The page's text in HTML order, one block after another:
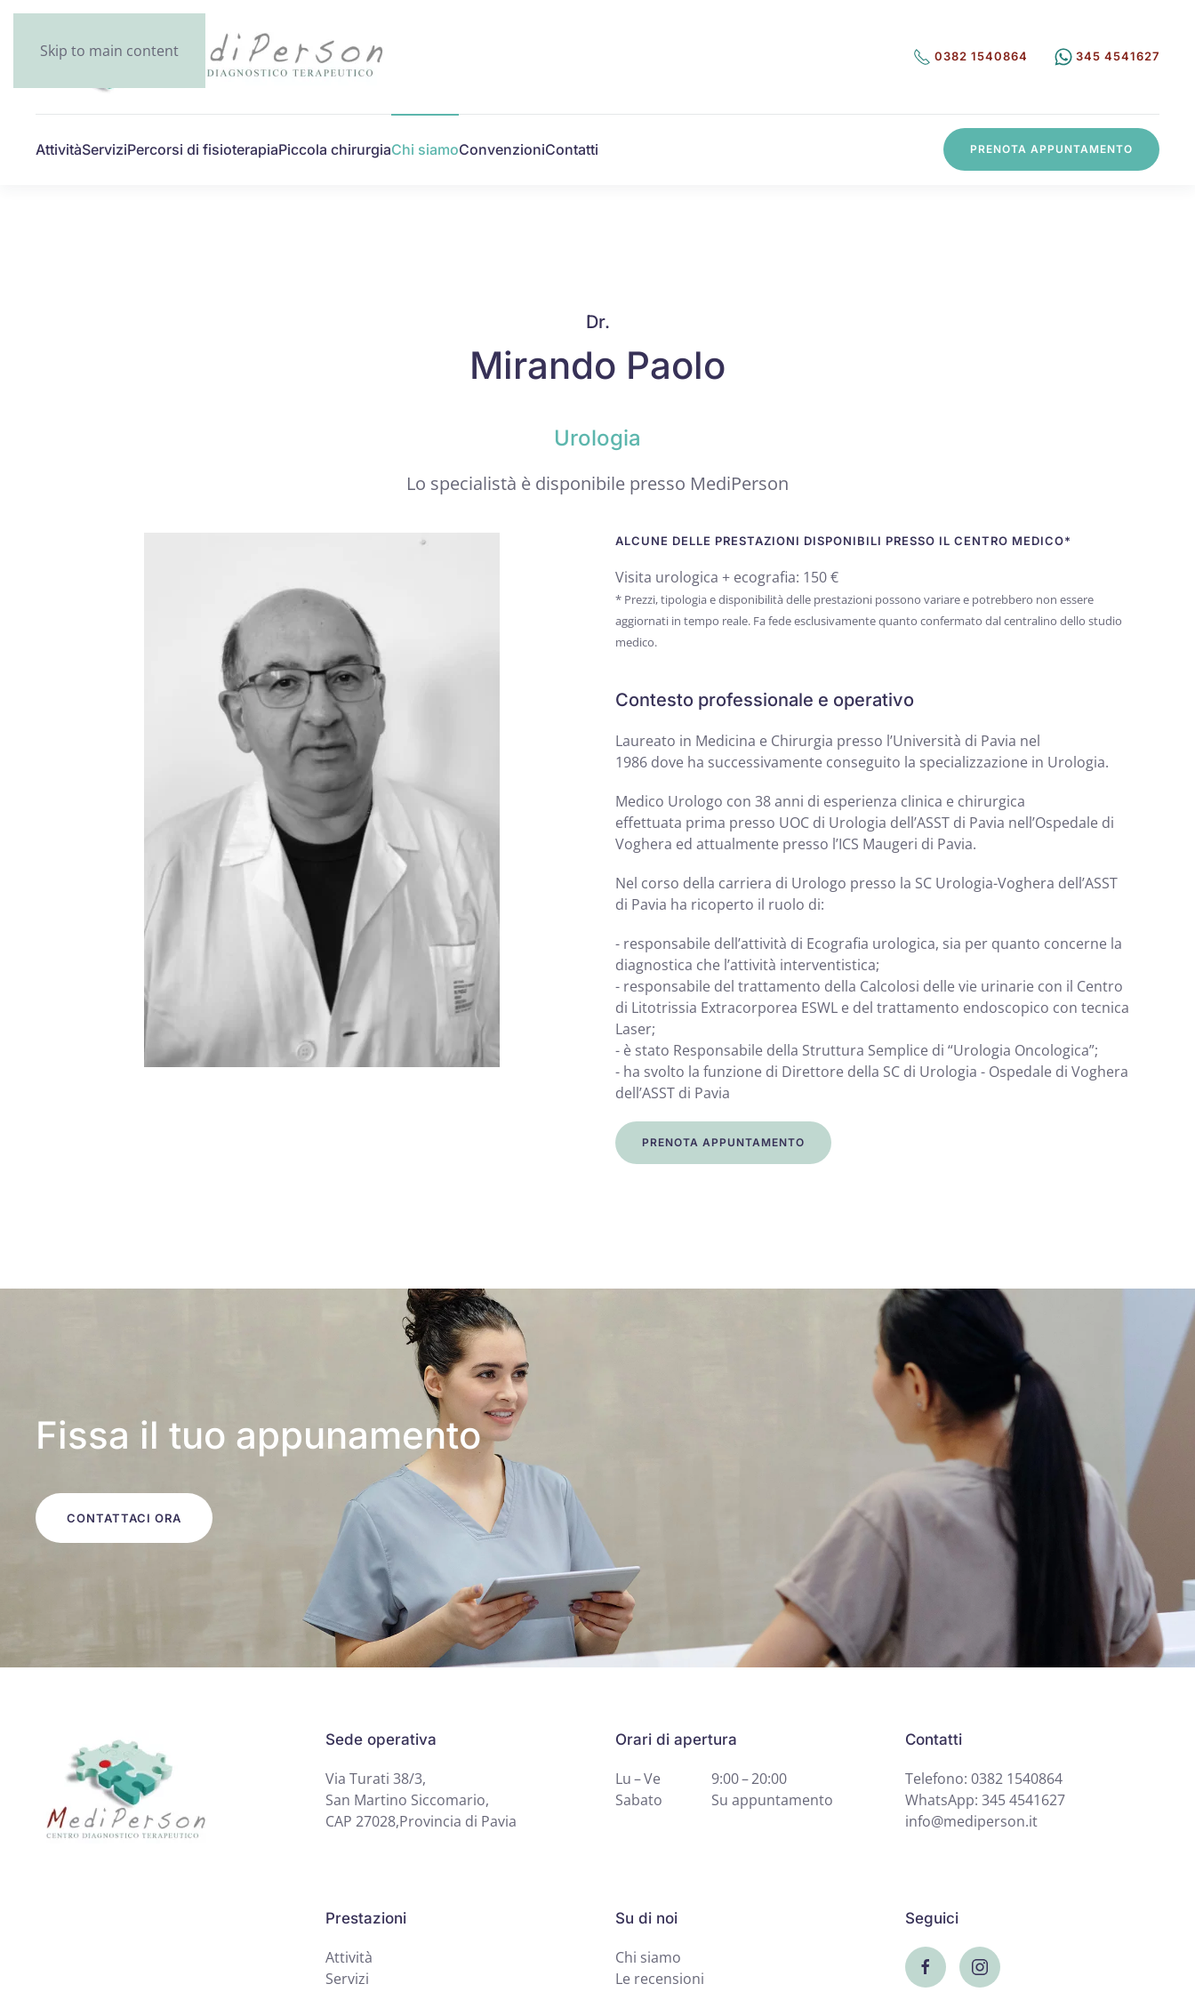
Skip to main content 0382 1540864 345 4541627
AttivitàServiziPercorsi di fisioterapiaPiccola chirurgiaChi siamoConvenzioniContatti PRENOTA APPUNTAMENTO
Dr.
Mirando Paolo
Urologia
Lo specialistà è disponibile presso MediPerson
ALCUNE DELLE PRESTAZIONI DISPONIBILI PRESSO IL CENTRO MEDICO*
Visita urologica + ecografia: 150 €
* Prezzi, tipologia e disponibilità delle prestazioni possono variare e potrebbero non essere
aggiornati in tempo reale. Fa fede esclusivamente quanto confermato dal centralino dello studio
medico.
Contesto professionale e operativo
Laureato in Medicina e Chirurgia presso l’Università di Pavia nel
1986 dove ha successivamente conseguito la specializzazione in Urologia.
Medico Urologo con 38 anni di esperienza clinica e chirurgica
effettuata prima presso UOC di Urologia dell’ASST di Pavia nell’Ospedale di
Voghera ed attualmente presso l’ICS Maugeri di Pavia.
Nel corso della carriera di Urologo presso la SC Urologia-Voghera dell’ASST
di Pavia ha ricoperto il ruolo di:
- responsabile dell’attività di Ecografia urologica, sia per quanto concerne la
diagnostica che l’attività interventistica;
- responsabile del trattamento della Calcolosi delle vie urinarie con il Centro
di Litotrissia Extracorporea ESWL e del trattamento endoscopico con tecnica
Laser;
- è stato Responsabile della Struttura Semplice di “Urologia Oncologica”;
- ha svolto la funzione di Direttore della SC di Urologia - Ospedale di Voghera
dell’ASST di Pavia
PRENOTA APPUNTAMENTO
Fissa il tuo appunamento
CONTATTACI ORA
Sede operativa
Via Turati 38/3,
San Martino Siccomario,
CAP 27028,Provincia di Pavia
Contatti
Telefono: 0382 1540864
WhatsApp: 345 4541627
info@mediperson.it
Orari di apertura
Lu – Ve
9:00 – 20:00
Sabato
Su appuntamento
Prestazioni
Attività
Servizi
Su di noi
Chi siamo
Le recensioni
Seguici